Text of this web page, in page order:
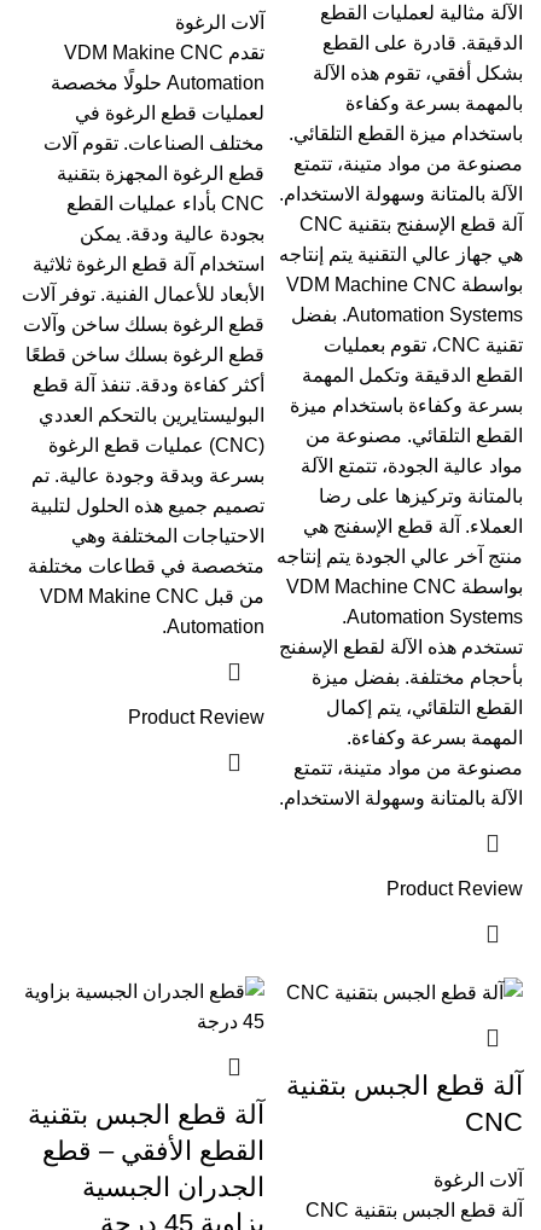
الآلة مثالية لعمليات القطع
الدقيقة. قادرة على القطع
بشكل أفقي، تقوم هذه الآلة
بالمهمة بسرعة وكفاءة
باستخدام ميزة القطع التلقائي.
مصنوعة من مواد متينة، تتمتع
الآلة بالمتانة وسهولة الاستخدام.
آلة قطع الإسفنج بتقنية CNC
هي جهاز عالي التقنية يتم إنتاجه
بواسطة VDM Machine CNC
Automation Systems. بفضل
تقنية CNC، تقوم بعمليات
القطع الدقيقة وتكمل المهمة
بسرعة وكفاءة باستخدام ميزة
القطع التلقائي. مصنوعة من
مواد عالية الجودة، تتمتع الآلة
بالمتانة وتركيزها على رضا
العملاء. آلة قطع الإسفنج هي
منتج آخر عالي الجودة يتم إنتاجه
بواسطة VDM Machine CNC
Automation Systems.
تستخدم هذه الآلة لقطع الإسفنج
بأحجام مختلفة. بفضل ميزة
القطع التلقائي، يتم إكمال
المهمة بسرعة وكفاءة.
مصنوعة من مواد متينة، تتمتع
الآلة بالمتانة وسهولة الاستخدام.
Product Review
آلات الرغوة
تقدم VDM Makine CNC
Automation حلولًا مخصصة
لعمليات قطع الرغوة في
مختلف الصناعات. تقوم آلات
قطع الرغوة المجهزة بتقنية
CNC بأداء عمليات القطع
بجودة عالية ودقة. يمكن
استخدام آلة قطع الرغوة ثلاثية
الأبعاد للأعمال الفنية. توفر آلات
قطع الرغوة بسلك ساخن وآلات
قطع الرغوة بسلك ساخن قطعًا
أكثر كفاءة ودقة. تنفذ آلة قطع
البوليستايرين بالتحكم العددي
(CNC) عمليات قطع الرغوة
بسرعة وبدقة وجودة عالية. تم
تصميم جميع هذه الحلول لتلبية
الاحتياجات المختلفة وهي
متخصصة في قطاعات مختلفة
من قبل VDM Makine CNC
Automation.
Product Review
آلة قطع الجبس بتقنية
CNC
آلات الرغوة
آلة قطع الجبس بتقنية CNC
آلة قطع الجبس بتقنية
القطع الأفقي – قطع
الجدران الجبسية
بزاوية 45 درجة